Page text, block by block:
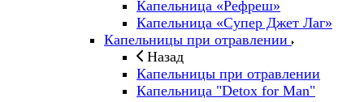
Капельница «Рефреш»
Капельница «Супер Джет Лаг»
Капельницы при отравлении
Назад
Капельницы при отравлении
Капельница "Detox for Man"